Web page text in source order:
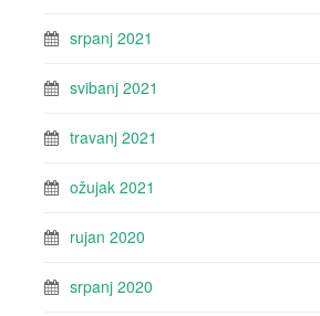
srpanj 2021
svibanj 2021
travanj 2021
ožujak 2021
rujan 2020
srpanj 2020